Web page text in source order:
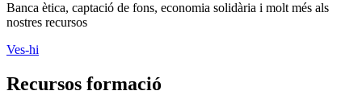
Banca ètica, captació de fons, economia solidària i molt més als
nostres recursos
Ves-hi
Recursos formació